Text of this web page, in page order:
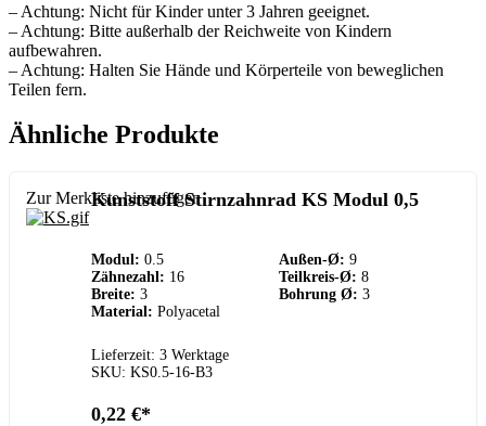
– Achtung: Nicht für Kinder unter 3 Jahren geeignet.
– Achtung: Bitte außerhalb der Reichweite von Kindern
aufbewahren.
– Achtung: Halten Sie Hände und Körperteile von beweglichen
Teilen fern.
Ähnliche Produkte
Zur Merkliste hinzufügen
Kunststoff Stirnzahnrad KS Modul 0,5
Modul: 0.5 Außen-Ø: 9
Zähnezahl: 16 Teilkreis-Ø: 8
Breite: 3 Bohrung Ø: 3
Material: Polyacetal
Lieferzeit: 3 Werktage
SKU: KS0.5-16-B3
0,22 €